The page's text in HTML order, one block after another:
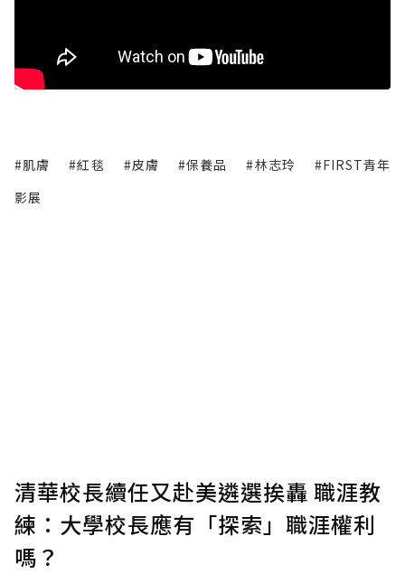
#肌膚 #紅毯 #皮膚 #保養品 #林志玲
#FIRST青年
影展
清華校長續任又赴美遴選挨轟 職涯教
練：大學校長應有「探索」職涯權利
嗎？